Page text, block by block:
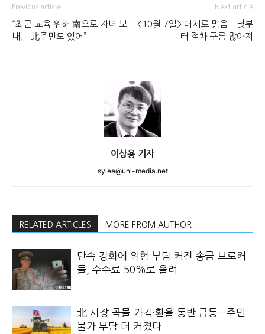
Previous article
“최근 교육 위해 南으로 자녀 보
내는 北주민도 있어”
Next article
<10월 7일> 대체로 맑음…낮부
터 점차 구름 많아져
이상용 기자
sylee@uni-media.net
RELATED ARTICLES MORE FROM AUTHOR
단속 강화에 위험 부담 커진 송금 브로커
들, 수수료 50%로 올려
北 시장 곡물 가격·환율 동반 급등…주민
물가 부담 더 커졌다